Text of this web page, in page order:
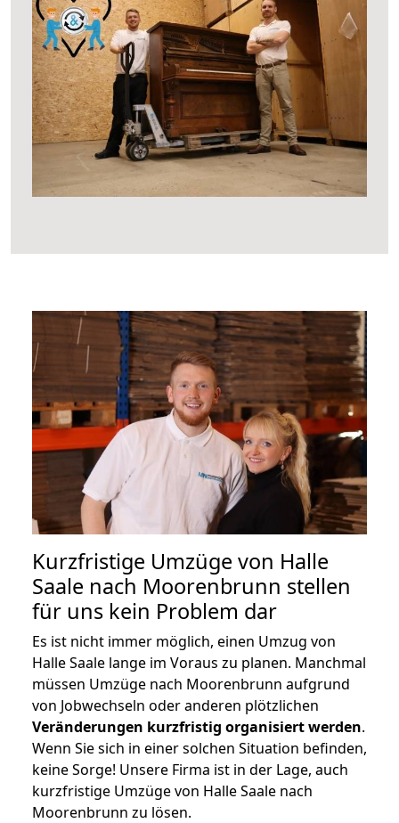
Kurzfristige Umzüge von Halle
Saale nach Moorenbrunn stellen
für uns kein Problem dar
Es ist nicht immer möglich, einen Umzug von
Halle Saale lange im Voraus zu planen. Manchmal
müssen Umzüge nach Moorenbrunn aufgrund
von Jobwechseln oder anderen plötzlichen
Veränderungen kurzfristig organisiert werden.
Wenn Sie sich in einer solchen Situation befinden,
keine Sorge! Unsere Firma ist in der Lage, auch
kurzfristige Umzüge von Halle Saale nach
Moorenbrunn zu lösen.